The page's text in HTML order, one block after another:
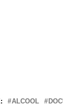
ALCOOL